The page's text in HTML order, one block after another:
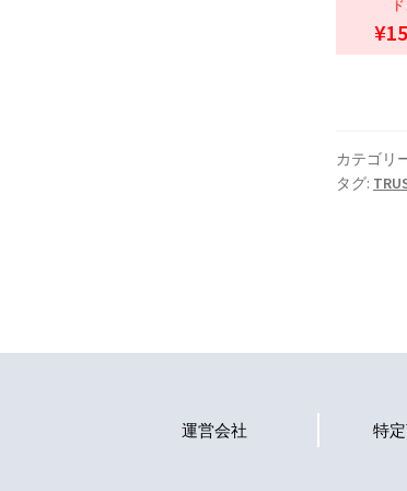
カテゴリ
タグ:
運営会社 特